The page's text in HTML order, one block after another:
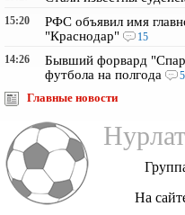
15:20
РФС объявил имя
"Краснодар"
15
14:26
Бывший форвард
футбола на полгода
5
Главные новости
На